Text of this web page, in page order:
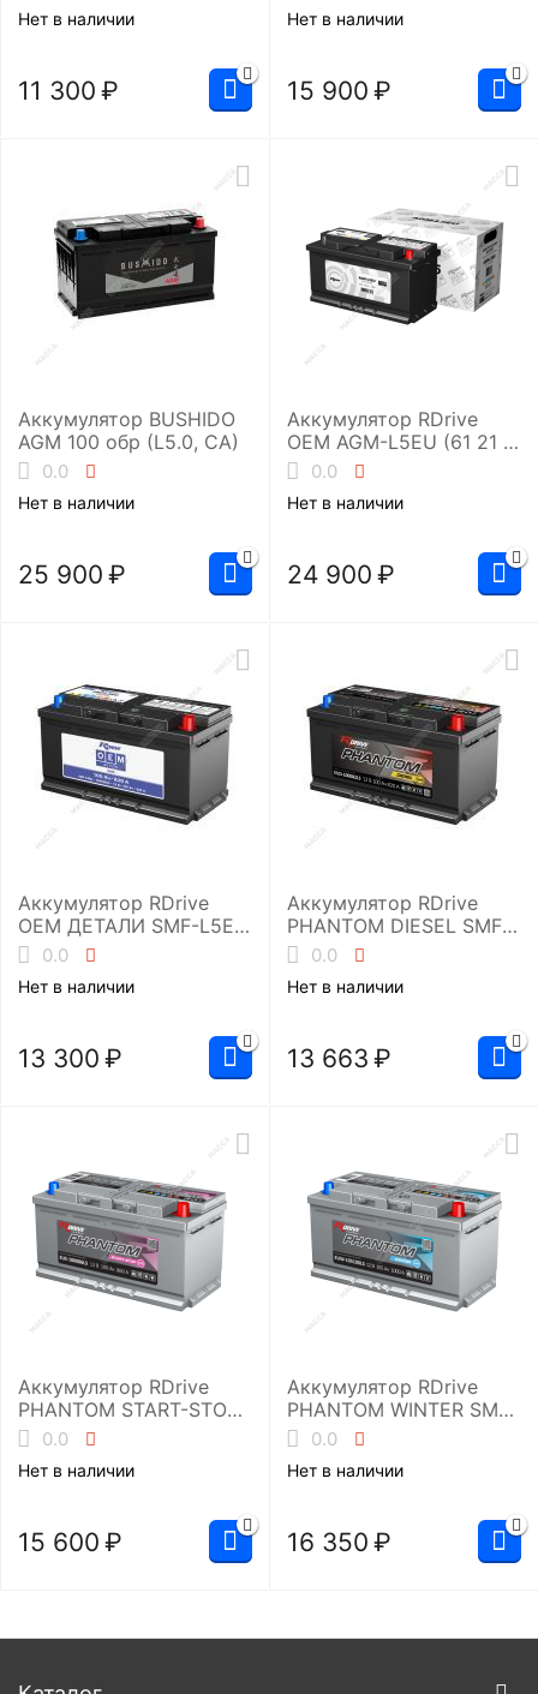
Нет в наличии
11 300 ₽
Нет в наличии
15 900 ₽
Аккумулятор BUSHIDO
AGM 100 обр (L5.0, CA)
0.0
Нет в наличии
25 900 ₽
Аккумулятор RDrive
OEM AGM-L5EU (61 21 6
924 023 )
0.0
Нет в наличии
24 900 ₽
Аккумулятор RDrive
OEM ДЕТАЛИ SMF-L5EU
(30659800 VOLVO)
0.0
Нет в наличии
13 300 ₽
Аккумулятор RDrive
PHANTOM DIESEL SMF
EUD-100082L5
0.0
Нет в наличии
13 663 ₽
Аккумулятор RDrive
PHANTOM START-STOP
EFB EUE-100086L5
0.0
Нет в наличии
15 600 ₽
Аккумулятор RDrive
PHANTOM WINTER SMF
EUW-105100L5
0.0
Нет в наличии
16 350 ₽